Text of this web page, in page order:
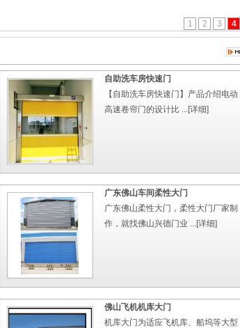
1 2 3 4
自助洗车房快速门
【自助洗车房快速门】产品介绍电动
高速卷帘门的设计比 ...[详细]
广东佛山车间柔性大门
广东佛山柔性大门，柔性大门厂家制
作，就找佛山兴德门业 ...[详细]
佛山飞机机库大门
机库大门为适应飞机库、船坞等大型